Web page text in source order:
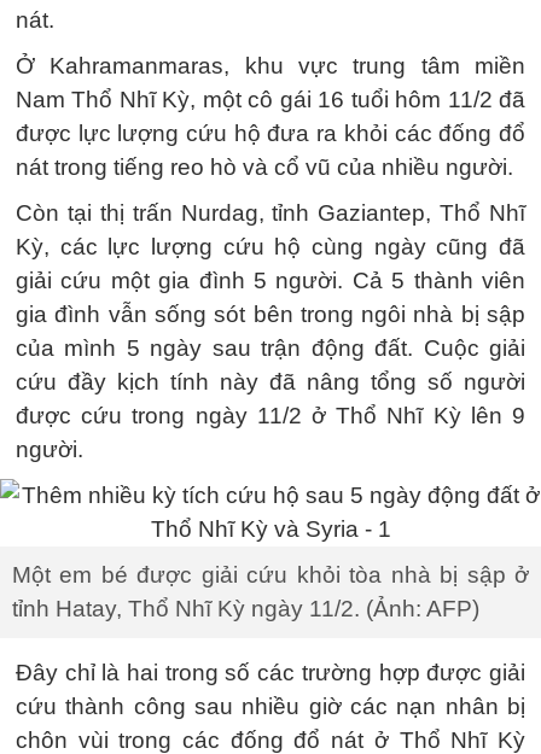
nát.
Ở Kahramanmaras, khu vực trung tâm miền
Nam Thổ Nhĩ Kỳ, một cô gái 16 tuổi hôm 11/2 đã
được lực lượng cứu hộ đưa ra khỏi các đống đổ
nát trong tiếng reo hò và cổ vũ của nhiều người.
Còn tại thị trấn Nurdag, tỉnh Gaziantep, Thổ Nhĩ
Kỳ, các lực lượng cứu hộ cùng ngày cũng đã
giải cứu một gia đình 5 người. Cả 5 thành viên
gia đình vẫn sống sót bên trong ngôi nhà bị sập
của mình 5 ngày sau trận động đất. Cuộc giải
cứu đầy kịch tính này đã nâng tổng số người
được cứu trong ngày 11/2 ở Thổ Nhĩ Kỳ lên 9
người.
Một em bé được giải cứu khỏi tòa nhà bị sập ở
tỉnh Hatay, Thổ Nhĩ Kỳ ngày 11/2. (Ảnh: AFP)
Đây chỉ là hai trong số các trường hợp được giải
cứu thành công sau nhiều giờ các nạn nhân bị
chôn vùi trong các đống đổ nát ở Thổ Nhĩ Kỳ